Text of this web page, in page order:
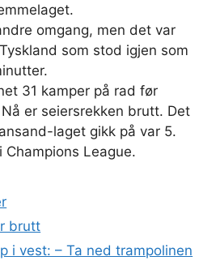
omgang, men det var
som stod igjen som
31 kamper på rad før
er seiersrekken brutt. Det
laget gikk på var 5.
League.
brutt
i vest: – Ta ned trampolinen